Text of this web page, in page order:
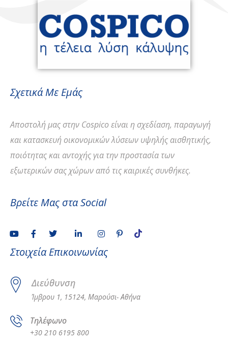
Σχετικά Με Εμάς
Αποστολήμας στην Cospico είναι η σχεδίαση, παραγωγή
και κατασκευή οικονομικών λύσεων υψηλής αισθητικής,
ποιότητας και αντοχής για την προστασία των
εξωτερικών σας χώρων από τις καιρικές συνθήκες.
Βρείτε Μας στα Social
Στοιχεία Επικοινωνίας
Διεύθυνση
Ίμβρου 1, 15124, Μαρούσι- Αθήνα
Τηλέφωνο
+30 210 6195 800